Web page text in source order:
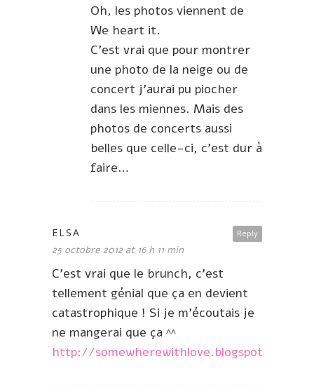
Oh, les photos viennent de
We heart it.
C’est vrai que pour montrer
une photo de la neige ou de
concert j’aurai pu piocher
dans les miennes. Mais des
photos de concerts aussi
belles que celle-ci, c’est dur à
faire…
Reply
ELSA
25 octobre 2012 at 16 h 11 min
C’est vrai que le brunch, c’est
tellement génial que ça en devient
catastrophique ! Si je m’écoutais je
ne mangerai que ça ^^
http://somewherewithlove.blogspot.com/